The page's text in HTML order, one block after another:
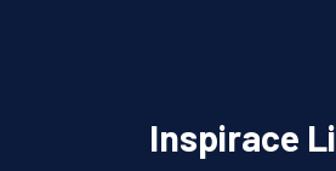
Inspirace